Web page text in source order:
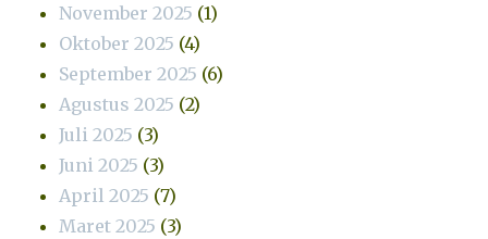
November 2025 (1)
Oktober 2025 (4)
September 2025 (6)
Agustus 2025 (2)
Juli 2025 (3)
Juni 2025 (3)
April 2025 (7)
Maret 2025 (3)